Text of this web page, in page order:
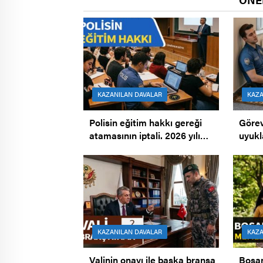
KAZANILAN DAVALAR
Polisin eğitim hakkı gereği
atamasının iptali. 2026 yılı
KAZANILAN DAVALAR
Valinin onayı ile başka branşa